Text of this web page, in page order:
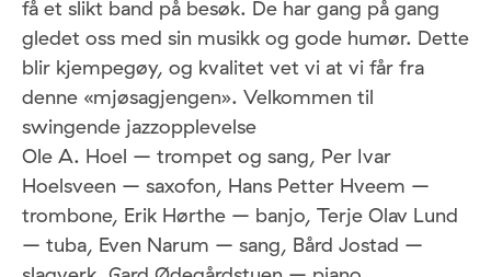
få et slikt band på besøk. De har gang på gang
gledet oss med sin musikk og gode humør. Dette
blir kjempegøy, og kvalitet vet vi at vi får fra
denne «mjøsagjengen». Velkommen til
swingende jazzopplevelse
Ole A. Hoel – trompet og sang, Per Ivar
Hoelsveen – saxofon, Hans Petter Hveem –
trombone, Erik Hørthe – banjo, Terje Olav Lund
– tuba, Even Narum – sang, Bård Jostad –